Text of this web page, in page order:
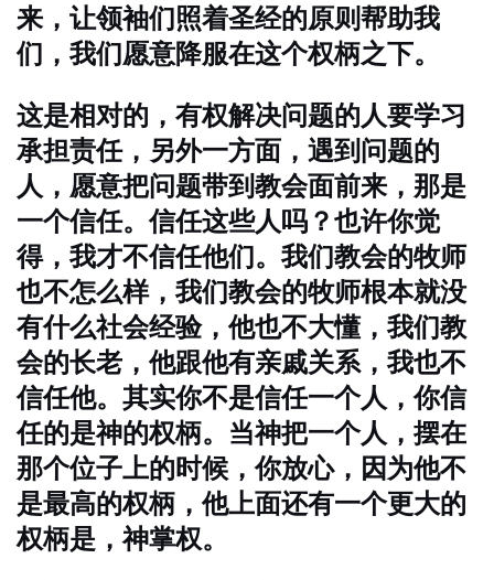
来，让领袖们照着圣经的原则帮助我
们，我们愿意降服在这个权柄之下。
这是相对的，有权解决问题的人要学习
承担责任，另外一方面，遇到问题的
人，愿意把问题带到教会面前来，那是
一个信任。信任这些人吗？也许你觉
得，我才不信任他们。我们教会的牧师
也不怎么样，我们教会的牧师根本就没
有什么社会经验，他也不大懂，我们教
会的长老，他跟他有亲戚关系，我也不
信任他。其实你不是信任一个人，你信
任的是神的权柄。当神把一个人，摆在
那个位子上的时候，你放心，因为他不
是最高的权柄，他上面还有一个更大的
权柄是，神掌权。